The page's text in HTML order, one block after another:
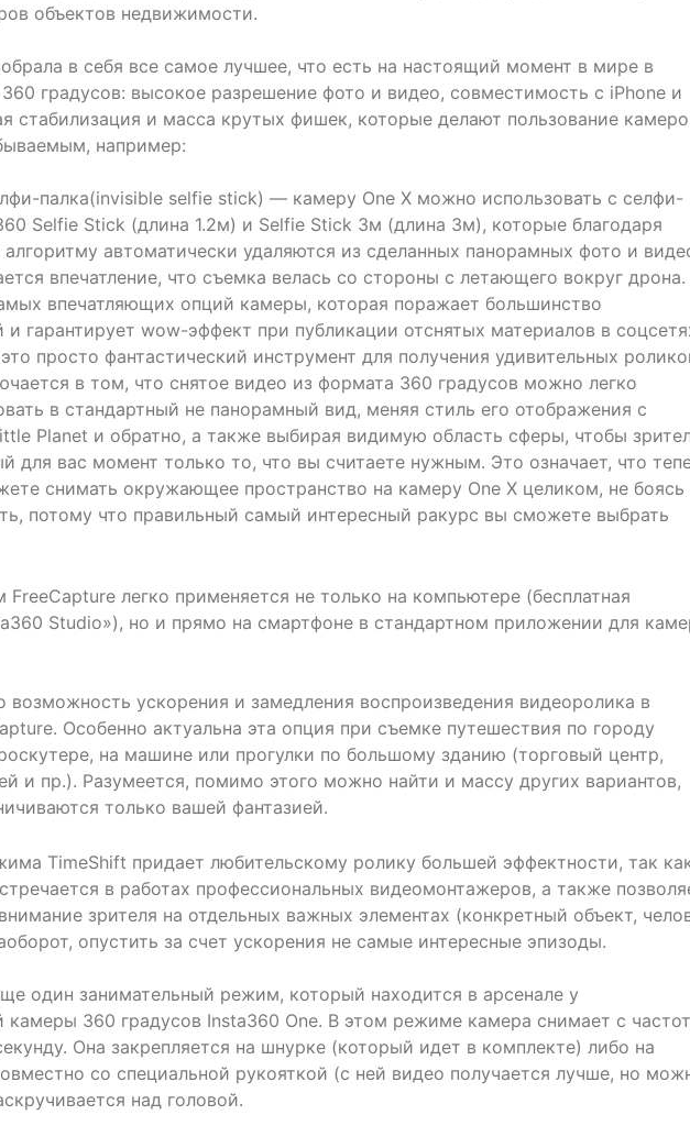
объектов недвижимости.
в себя все самое лучшее, что есть на настоящий момент в мире в
градусов: высокое разрешение фото и видео, совместимость с iPhone и
стабилизация и масса крутых фишек, которые делают пользование
например:
палка(invisible selfie stick) — камеру One X можно использовать с селфи-
Selfie Stick (длина 1.2м) и Selfie Stick 3м (длина 3м), которые благодаря
автоматически удаляются из сделанных панорамных фото и
впечатление, что съемка велась со стороны с летающего вокруг дрона.
впечатляющих опций камеры, которая поражает большинство
и гарантирует wow-эффект при публикации отснятых материалов в
просто фантастический инструмент для получения удивительных
в том, что снятое видео из формата 360 градусов можно легко
в стандартный не панорамный вид, меняя стиль его отображения с
Planet и обратно, а также выбирая видимую область сферы, чтобы
для вас момент только то, что вы считаете нужным. Это означает, что
снимать окружающее пространство на камеру One X целиком, не боясь
потому что правильный самый интересный ракурс вы сможете выбрать
легко применяется не только на компьютере (бесплатная
Studio»), но и прямо на смартфоне в стандартном приложении для
возможность ускорения и замедления воспроизведения видеоролика в
Особенно актуальна эта опция при съемке путешествия по городу
на машине или прогулки по большому зданию (торговый центр,
и пр.). Разумеется, помимо этого можно найти и массу других вариантов,
только вашей фантазией.
TimeShift придает любительскому ролику большей эффектности, так
в работах профессиональных видеомонтажеров, а также
зрителя на отдельных важных элементах (конкретный объект,
опустить за счет ускорения не самые интересные эпизоды.
один занимательный режим, который находится в арсенале у
камеры 360 градусов Insta360 One. В этом режиме камера снимает с
Она закрепляется на шнурке (который идет в комплекте) либо на
со специальной рукояткой (с ней видео получается лучше, но
над головой.